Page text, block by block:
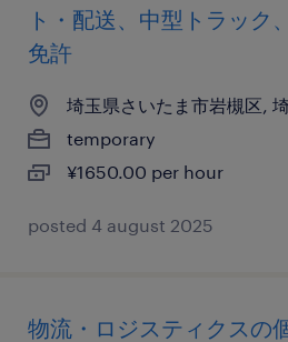
ト・配送、中型トラック
免許
埼玉県さいたま市岩槻区,
temporary
¥1650.00 per hour
posted 4 august 2025
物流・ロジスティクスの